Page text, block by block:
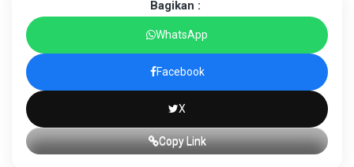
Bagikan :
WhatsApp
Facebook
X
Copy Link